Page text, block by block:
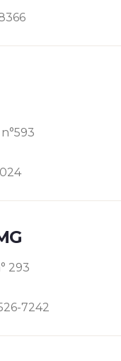
293
7242